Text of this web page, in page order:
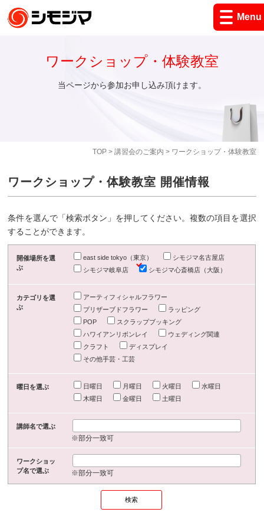
Menu
TOP> 講習会のご案内 > ワークショップ・体験教室
ワークショップ・体験教室
当ページから参加お申し込み頂けます。
ワークショップ・体験教室 開催情報
条件を選んで「検索ボタン」を押してください。複数の項目を選択
することができます。
開催場所を選
ぶ
east side tokyo（東京）
シモジマ名古屋店
シモジマ岐阜店
シモジマ心斎橋店（大阪）
カテゴリを選
ぶ
アーティフィシャルフラワー
プリザーブドフラワー
ラッピング
POP
スクラップブッキング
ハワイアンリボンレイ
ウェディング関連
クラフト
ディスプレイ
その他手芸・工芸
曜日を選ぶ 日曜日 月曜日 火曜日
水曜日
木曜日
金曜日 土曜日
講師名で選ぶ
※部分一致可
ワークショッ
プ名で選ぶ
※部分一致可